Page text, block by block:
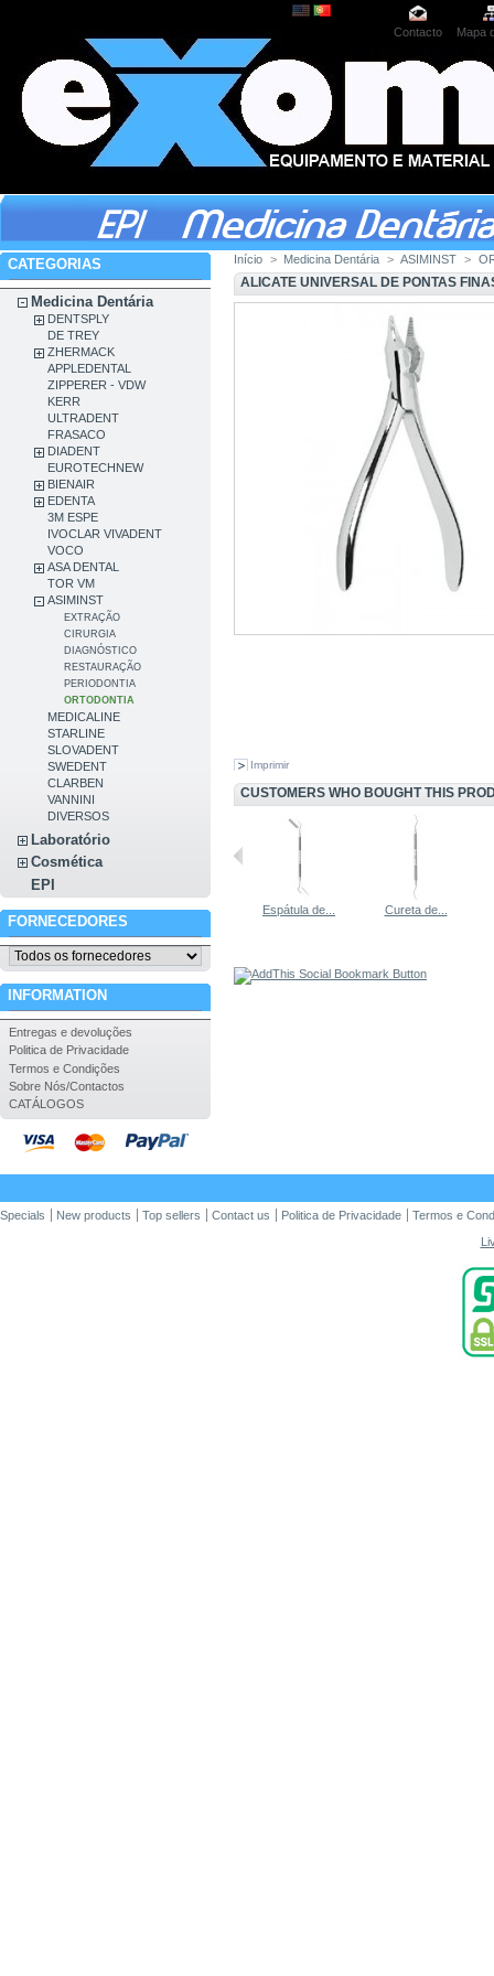
Contacto Mapa
CATEGORIAS
Medicina Dentária
DENTSPLY
DE TREY
ZHERMACK
APPLEDENTAL
ZIPPERER - VDW
KERR
ULTRADENT
FRASACO
DIADENT
EUROTECHNEW
BIENAIR
EDENTA
3M ESPE
IVOCLAR VIVADENT
VOCO
ASA DENTAL
TOR VM
ASIMINST
EXTRAÇÃO
CIRURGIA
DIAGNÓSTICO
RESTAURAÇÃO
PERIODONTIA
ORTODONTIA
MEDICALINE
STARLINE
SLOVADENT
SWEDENT
CLARBEN
VANNINI
DIVERSOS
Laboratório
Cosmética
EPI
FORNECEDORES
INFORMATION
Entregas e devoluções
Politica de Privacidade
Termos e Condições
Sobre Nós/Contactos
CATÁLOGOS
Início > Medicina Dentária > ASIMINST >
ALICATE UNIVERSAL DE PONTAS
Imprimir
CUSTOMERS WHO BOUGHT THIS
Espigões de... Cureta de... Espátula de... Cureta de...
Specials New products Top sellers Contact us Politica de Privacidade
Termos e